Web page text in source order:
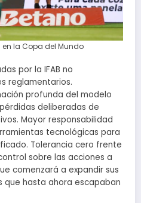
la Copa del Mundo
por la IFAB no
reglamentarios.
profunda del modelo
deliberadas de
Mayor responsabilidad
tecnológicas para
Tolerancia cero frente
sobre las acciones a
comenzará a expandir sus
que hasta ahora escapaban